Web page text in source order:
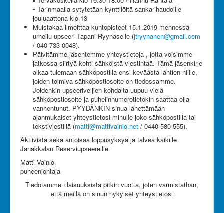
◦ Tarinmaalla sytytetään kynttilöitä sankarihaudoille
jouluaattona klo 13
Muistakaa ilmoittaa kuntopisteet 15.1.2019 mennessä
urheilu-upseeri Tapani Ryynäselle (jtryynanen@gmail.com
/ 040 733 0048).
Päivitämme jäsentemme yhteystietoja , jotta voisimme
jatkossa siirtyä kohti sähköistä viestintää. Tämä jäsenkirje
alkaa tulemaan sähköpostilla ensi keväästä lähtien niille,
joiden toimiva sähköpostiosoite on tiedossamme.
Joidenkin upseeriveljien kohdalta uupuu vielä
sähköpostiosoite ja puhelinnumerotietokin saattaa olla
vanhentunut. PYYDÄNKIN sinua lähettämään
ajanmukaiset yhteystietosi minulle joko sähköpostilla tai
tekstiviestillä (matti@mattivainio.net / 0440 580 555).
Aktiivista sekä antoisaa loppusyksyä ja talvea kaikille
Janakkalan Reserviupseereille.
Matti Vainio
puheenjohtaja
Tiedotamme tilaisuuksista pitkin vuotta, joten varmistathan,
että meillä on sinun nykyiset yhteystietosi